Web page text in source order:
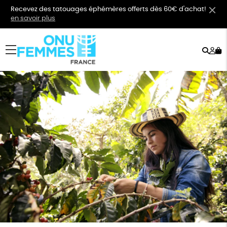
Recevez des tatouages éphémères offerts dès 60€ d'achat!
en savoir plus
menu